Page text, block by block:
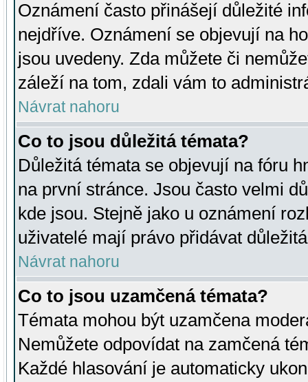
Oznámení často přinášejí důležité
nejdříve. Oznámení se objevují na
jsou uvedeny. Zda můžete či
záleží na tom, zdali vám to
Návrat nahoru
Co to jsou důležitá témata?
Důležitá témata se objevují na fóru
na první stránce. Jsou často velmi
kde jsou. Stejně jako u oznámení
uživatelé mají právo přidávat
Návrat nahoru
Co to jsou uzamčená témata?
Témata mohou být uzamčena
Nemůžete odpovídat na zamčená
Každé hlasování je automaticky